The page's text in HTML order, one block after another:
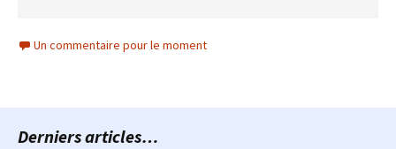
Un commentaire pour le moment
Derniers articles…